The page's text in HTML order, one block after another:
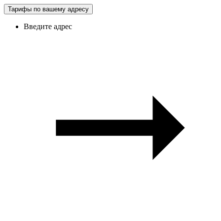
Тарифы по вашему адресу
Введите адрес